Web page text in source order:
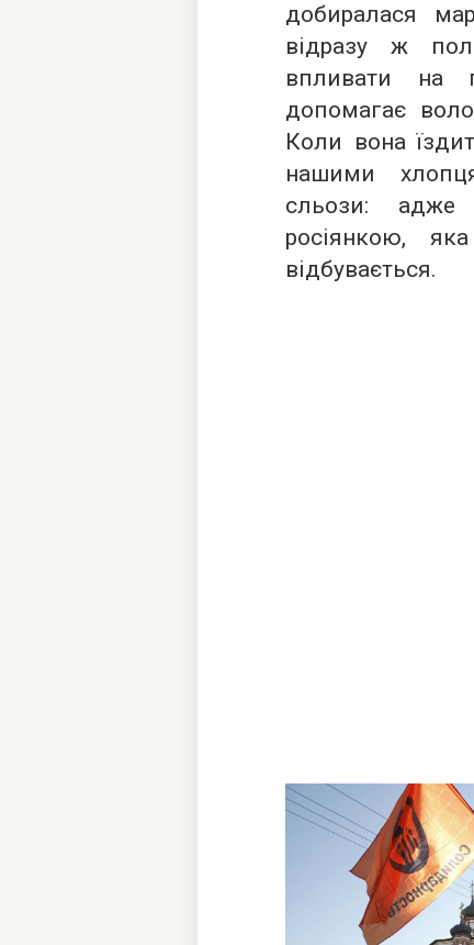
добиралася
відразу ж
впливати на
допомагає
Коли вона
нашими
сльози:
росіянкою,
відбувається.